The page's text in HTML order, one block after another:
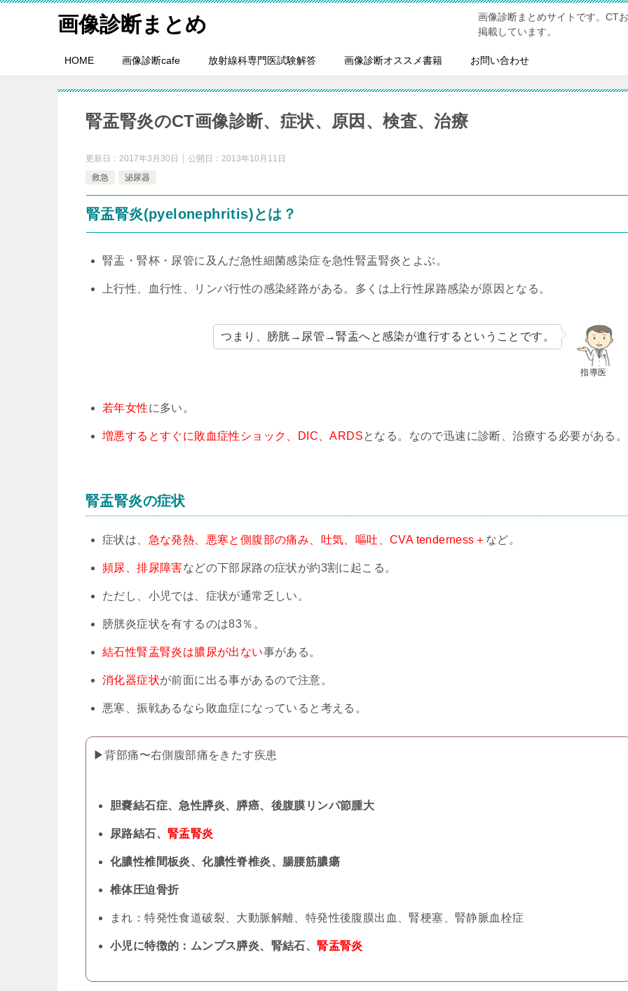
画像診断まとめ
画像診断まとめサイトです。CT
掲載しています。
HOME 画像診断cafe 放射線科専門医試験解答 画像診断オススメ書籍 お問い合わせ
腎盂腎炎のCT画像診断、症状、原因、検査、治療
更新日： 2017年3月30日 公開日： 2013年10月11日
救急
泌尿器
腎盂腎炎(pyelonephritis)とは？
腎盂・腎杯・尿管に及んだ急性細菌感染症を急性腎盂腎炎とよぶ。
上行性、血行性、リンパ行性の感染経路がある。多くは上行性尿路感染が原因となる。
指導医
つまり、膀胱→尿管→腎盂へと感染が進行するということです。
若年女性に多い。
増悪するとすぐに敗血症性ショック、DIC、ARDSとなる。なので迅速に診断、治療する必要がある。
腎盂腎炎の症状
症状は、 急な発熱、悪寒と側腹部の痛み、吐気、嘔吐、CVA tenderness＋ など。
頻尿、排尿障害などの下部尿路の症状が約3割に起こる。
ただし、小児では、症状が通常乏しい。
膀胱炎症状を有するのは83％。
結石性腎盂腎炎は膿尿が出ない事がある。
消化器症状が前面に出る事があるので注意。
悪寒、振戦あるなら敗血症になっていると考える。
▶︎背部痛〜右側腹部痛をきたす疾患
胆嚢結石症、急性膵炎、膵癌、後腹膜リンパ節腫大
尿路結石、 腎盂腎炎
化膿性椎間板炎、化膿性脊椎炎、腸腰筋膿瘍
椎体圧迫骨折
まれ：特発性食道破裂、大動脈解離、特発性後腹膜出血、腎梗塞、腎静脈血栓症
小児に特徴的：ムンプス膵炎、腎結石、腎盂腎炎